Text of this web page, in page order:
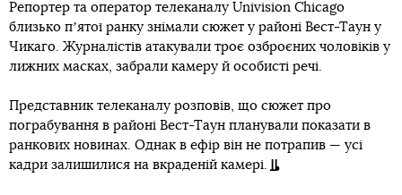
Репортер та оператор телеканалу Univision Chicago
близько пʼятої ранку знімали сюжет у районі Вест-Таун у
Чикаго. Журналістів атакували троє озброєних чоловіків у
лижних масках, забрали камеру й особисті речі.
Представник телеканалу розповів, що сюжет про
пограбування в районі Вест-Таун планували показати в
ранкових новинах. Однак в ефір він не потрапив — усі
кадри залишилися на вкраденій камері.